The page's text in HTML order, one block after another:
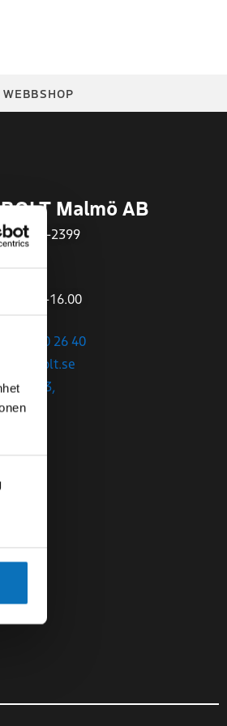
WEBBSHOP
Malmö AB
559497-2399
07.00-16.00
– 680 26 40
3,